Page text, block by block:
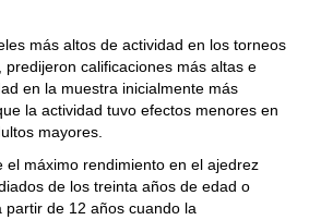
más altos de actividad en los torneos
calificaciones más altas e
en la muestra inicialmente más
la actividad tuvo efectos menores en
mayores.
el máximo rendimiento en el ajedrez
de los treinta años de edad o
partir de 12 años cuando la